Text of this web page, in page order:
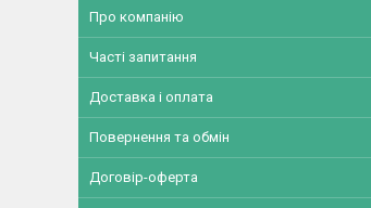
Про компанію
Часті запитання
Доставка і оплата
Повернення та обмін
Договір-оферта